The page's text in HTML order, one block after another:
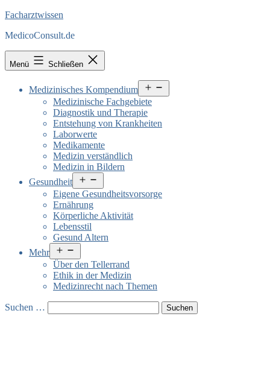
Facharztwissen
MedicoConsult.de
Menü Schließen
Medizinisches Kompendium
öffnen
Medizinische Fachgebiete
Diagnostik und Therapie
Entstehung von Krankheiten
Laborwerte
Medikamente
Medizin verständlich
Medizin in Bildern
Gesundheit
öffnen
Eigene Gesundheitsvorsorge
Ernährung
Körperliche Aktivität
Lebensstil
Gesund Altern
Mehr
öffnen
Über den Tellerrand
Ethik in der Medizin
Medizinrecht nach Themen
Suchen …